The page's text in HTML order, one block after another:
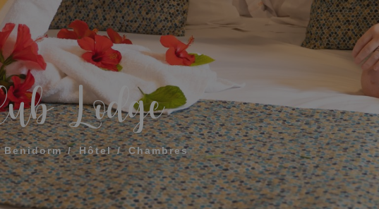
Modifier ma
Annuler ma
HEURE PRÉFÉRÉE POUR QUE NOUS VOUS APPELIONS
J'accepte les termes et conditions de confidentialité
ENVOYER
Lodge
Benidorm Hôtel Chambres